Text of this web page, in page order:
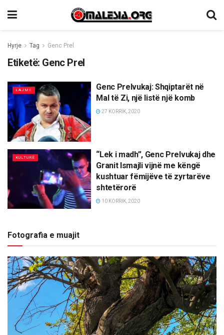
Hyrje Tag Genc Prel
Etiketë: Genc Prel
LAJME
Genc Prelvukaj: Shqiptarët në
Mal të Zi, një listë një komb
27 KORRIK, 2020
KULTURË
“Lek i madh”, Genc Prelvukaj dhe
Granit Ismajli vijnë me këngë
kushtuar fëmijëve të zyrtarëve
shtetërorë
10 KORRIK, 2020
Fotografia e muajit